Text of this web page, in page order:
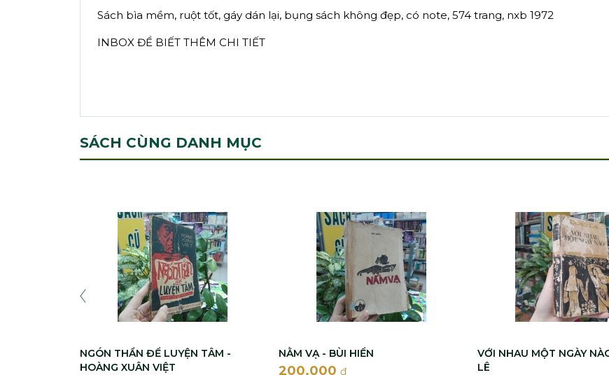
Sách bìa mềm, ruột tốt, gáy dán lại, bụng sách không đẹp, có note, 574 trang, nxb 1972
INBOX ĐỂ BIẾT THÊM CHI TIẾT
SÁCH CÙNG DANH MỤC
NGÓN THẦN ĐỂ LUYỆN TÂM -
HOÀNG XUÂN VIỆT
NẰM VẠ - BÙI HIỂN
200.000 đ
VỚI NHAU MỘT NGÀY
LÊ